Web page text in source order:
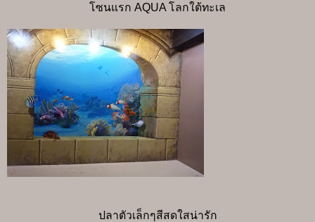
โซนแรก AQUA โลกใต้ทะเล
ปลาตัวเล็กๆสีสดใสน่ารัก